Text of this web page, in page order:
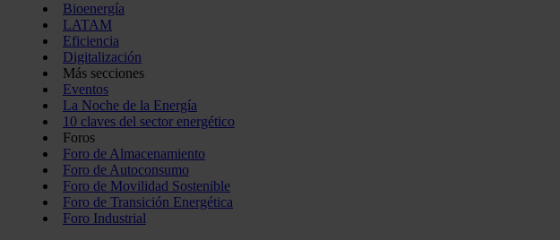
Bioenergía
LATAM
Eficiencia
Digitalización
Más secciones
Eventos
La Noche de la Energía
10 claves del sector energético
Foros
Foro de Almacenamiento
Foro de Autoconsumo
Foro de Movilidad Sostenible
Foro de Transición Energética
Foro Industrial